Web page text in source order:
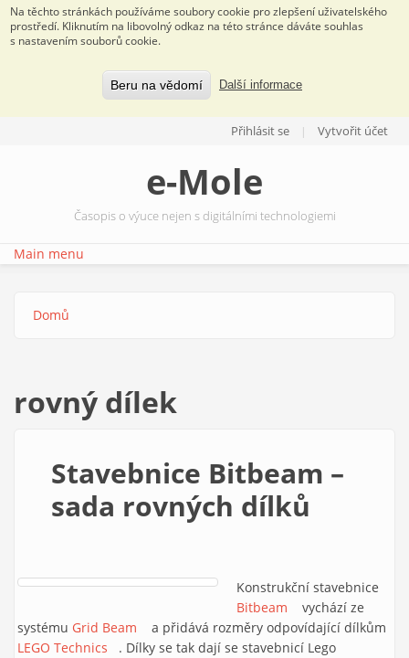
Na těchto stránkách používáme soubory cookie pro zlepšení uživatelského
prostředí. Kliknutím na libovolný odkaz na této stránce dáváte souhlas
s nastavením souborů cookie.
Beru na vědomí Další informace
Přihlásit se Vytvořit účet
e-Mole
Časopis o výuce nejen s digitálními technologiemi
Main menu
Jste zde
Domů
rovný dílek
Stavebnice Bitbeam –
sada rovných dílků
Konstrukční stavebnice
Bitbeam (link is external)
vychází ze
systému Grid Beam (link is external)
a přidává rozměry odpovídající dílkům
LEGO Technics (link is external)
. Dílky se tak dají se stavebnicí Lego